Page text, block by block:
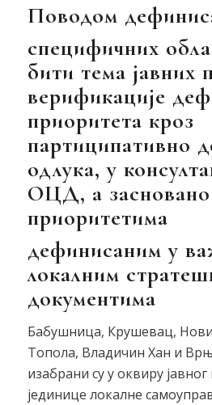
Поводом
специфичних
бити тема јавних
верификације
приоритета кроз
партиципативно
одлука, у
ОЦД, а
приоритетима
дефинисаним у
локалним
документима
Бабушница, Крушевац,
Топола, Владичин Хан и
изабрани су у оквиру
јединице локалне